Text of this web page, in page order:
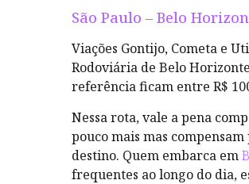
São Paulo – Belo
Viações Gontijo, Cometa e
Rodoviária de Belo
referência ficam entre R$
Nessa rota, vale a pena
pouco mais mas
destino. Quem embarca em
frequentes ao longo do dia,